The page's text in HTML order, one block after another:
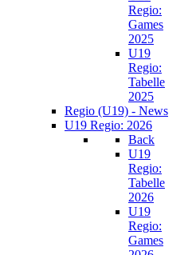
Regio:
Games
2025
U19
Regio:
Tabelle
2025
Regio (U19) - News
U19 Regio: 2026
Back
U19
Regio:
Tabelle
2026
U19
Regio:
Games